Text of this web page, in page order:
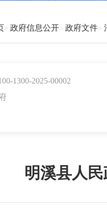
政府信息公开 政府文件
1300-2025-00002
明溪县人